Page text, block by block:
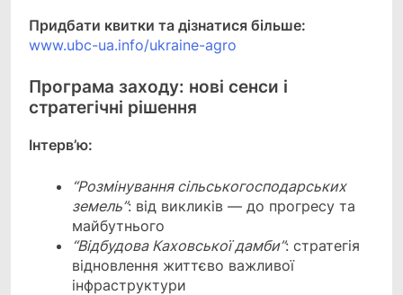
Придбати квитки та дізнатися більше:
www.ubc-ua.info/ukraine-agro
Програма заходу: нові сенси і
стратегічні рішення
Інтерв’ю:
“Розмінування сільськогосподарських
земель”: від викликів — до прогресу та
майбутнього
“Відбудова Каховської дамби”: стратегія
відновлення життєво важливої
інфраструктури